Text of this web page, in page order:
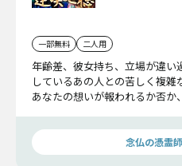
一部無料 二人用
年齢差、彼女持ち、立場が違
しているあの人との苦しく複雑
あなたの想いが報われるか否
念仏の憑霊